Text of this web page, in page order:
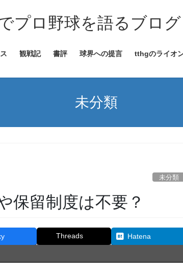
プロ野球を語るブログ
観戦記 書評 球界への提言 tthgのライオ
未分類
未分類
保留制度は不要？
Threads Hatena